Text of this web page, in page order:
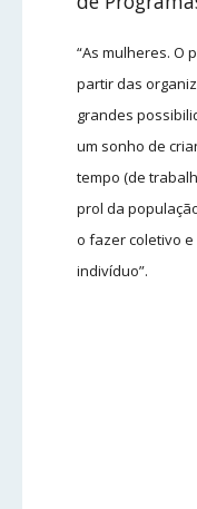
“As mulheres. O
partir das
grandes
um sonho de
tempo (de
prol da
o fazer coletivo
indivíduo”.